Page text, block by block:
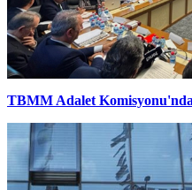
TBMM Adalet